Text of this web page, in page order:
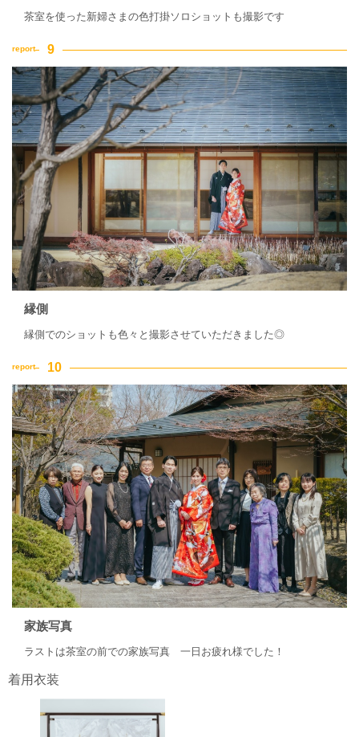
茶室を使った新婦さまの色打掛ソロショットも撮影です
縁側
縁側でのショットも色々と撮影させていただきました◎
家族写真
ラストは茶室の前での家族写真 一日お疲れ様でした！
着用衣装